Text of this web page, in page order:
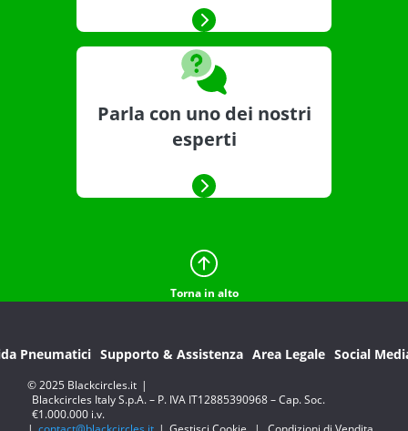
Parla con uno dei nostri
esperti
Torna in alto
Pneumatici Supporto & Assistenza Area Legale Social
© 2025 Blackcircles.it |
Blackcircles Italy S.p.A. – P. IVA IT12885390968 – Cap. Soc.
€1.000.000 i.v.